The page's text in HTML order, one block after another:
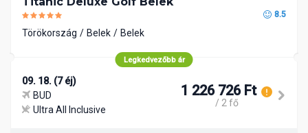
8.5
Törökország Belek Belek
Legkedvezőbb ár
09. 18. (7 éj)
BUD
Ultra All Inclusive
1 226 726 Ft
/ 2 fő